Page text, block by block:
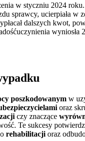
w styczniu 2024 roku.
sprawcy, ucierpiała
dalszych kwot,
wyniosła
poszkodowanym w
oraz
czy znaczące
Te sukcesy
rehabilitacji oraz